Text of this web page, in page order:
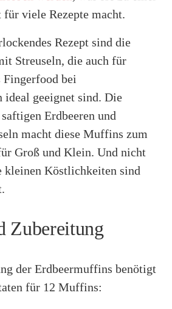
viele Rezepte macht.
Rezept sind die
Streuseln, die auch für
bei
ideal geeignet sind. Die
Erdbeeren und
macht diese Muffins zum
Groß und Klein. Und nicht
kleinen Köstlichkeiten sind
Zubereitung
der Erdbeermuffins benötigt
für 12 Muffins: